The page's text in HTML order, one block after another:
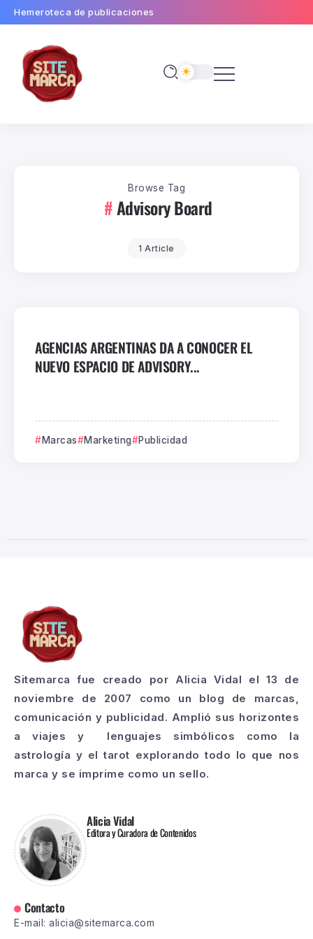
Hemeroteca de publicaciones
Browse Tag
Advisory Board
1 Article
AGENCIAS ARGENTINAS DA A CONOCER EL
NUEVO ESPACIO DE ADVISORY...
Marcas Marketing Publicidad
Sitemarca fue creado por Alicia Vidal el 13 de
noviembre de 2007 como un blog de marcas,
comunicación y publicidad. Amplió sus horizontes
a viajes y lenguajes simbólicos como la
astrología y el tarot explorando todo lo que nos
marca y se imprime como un sello.
Alicia Vidal
Editora y Curadora de Contenidos
Contacto
E-mail: alicia@sitemarca.com